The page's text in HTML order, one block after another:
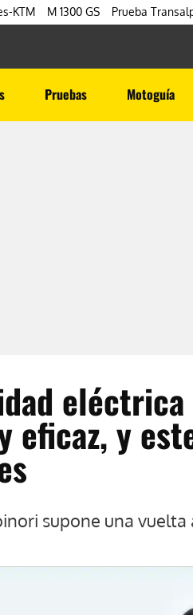
KTM M 1300 GS Prueba
Pruebas Motoguía
eficaz, y
supone una